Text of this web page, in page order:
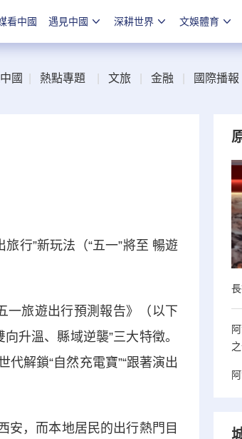
看中國 遇見中國 深耕世界 文娛體育
國 熱點專題 文旅 金融 國際播報
行”新玩法（“五一”將至 暢遊
旅遊出行預測報告》（以下
升溫、縣域逆襲”三大特徵。
解鎖“自然充電寶”“跟著演出
，而本地居民的出行熱門目